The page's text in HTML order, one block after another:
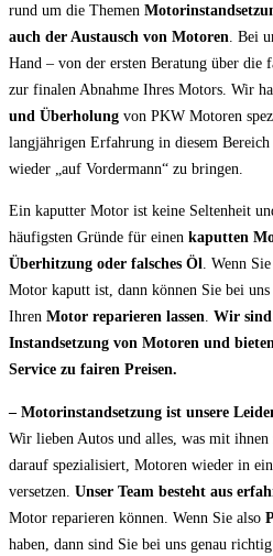
rund um die Themen
auch der Austausch von Motoren . Bei
Hand – von der ersten Beratung über die
zur finalen Abnahme Ihres Motors. Wir
und Überholung von PKW Motoren
langjährigen Erfahrung in diesem
wieder „auf Vordermann“ zu bringen.
Ein kaputter Motor ist keine Seltenheit
häufigsten Gründe für einen kaputten
Überhitzung oder falsches Öl. Wenn
Motor kaputt ist, dann können Sie bei
Ihren Motor reparieren lassen. Wir sind
Instandsetzung von Motoren und
Service zu fairen Preisen.
– Motorinstandsetzung ist unsere
Wir lieben Autos und alles, was mit
darauf spezialisiert, Motoren wieder in
versetzen. Unser Team besteht aus
Motor reparieren können. Wenn Sie also
haben, dann sind Sie bei uns genau richtig.